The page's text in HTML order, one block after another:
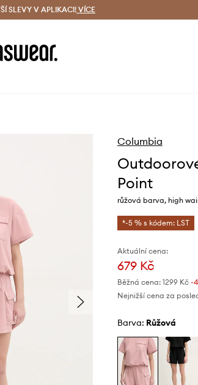
Doručení i do 24 h
SLEVY V APLIKACI!VÍCE
Columbia
Point
růžová barva, high
*-5 % s kódem: LST
Aktuální cena:
679 Kč
Běžná cena: 1299 Kč-
Nejnižší cena za
Barva: růžová